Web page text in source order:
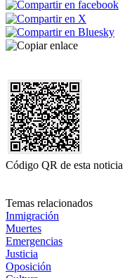
Código QR de esta noticia
Temas relacionados
Inmigración
Muertes
Emergencias
Justicia
Oposición